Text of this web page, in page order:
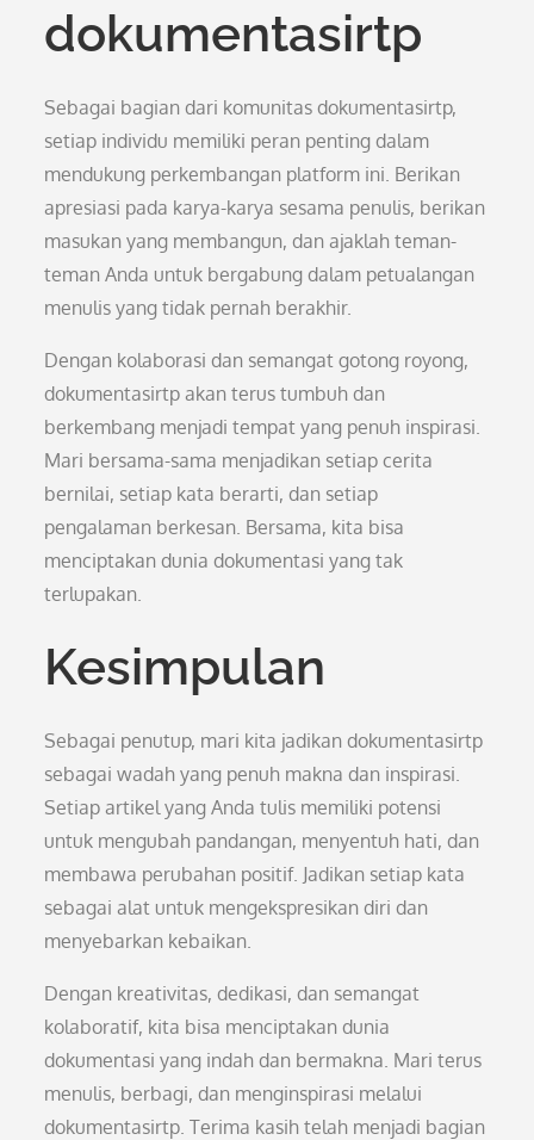
dokumentasirtp
Sebagai bagian dari komunitas dokumentasirtp,
setiap individu memiliki peran penting dalam
mendukung perkembangan platform ini. Berikan
apresiasi pada karya-karya sesama penulis, berikan
masukan yang membangun, dan ajaklah teman-
teman Anda untuk bergabung dalam petualangan
menulis yang tidak pernah berakhir.
Dengan kolaborasi dan semangat gotong royong,
dokumentasirtp akan terus tumbuh dan
berkembang menjadi tempat yang penuh inspirasi.
Mari bersama-sama menjadikan setiap cerita
bernilai, setiap kata berarti, dan setiap
pengalaman berkesan. Bersama, kita bisa
menciptakan dunia dokumentasi yang tak
terlupakan.
Kesimpulan
Sebagai penutup, mari kita jadikan dokumentasirtp
sebagai wadah yang penuh makna dan inspirasi.
Setiap artikel yang Anda tulis memiliki potensi
untuk mengubah pandangan, menyentuh hati, dan
membawa perubahan positif. Jadikan setiap kata
sebagai alat untuk mengekspresikan diri dan
menyebarkan kebaikan.
Dengan kreativitas, dedikasi, dan semangat
kolaboratif, kita bisa menciptakan dunia
dokumentasi yang indah dan bermakna. Mari terus
menulis, berbagi, dan menginspirasi melalui
dokumentasirtp. Terima kasih telah menjadi bagian